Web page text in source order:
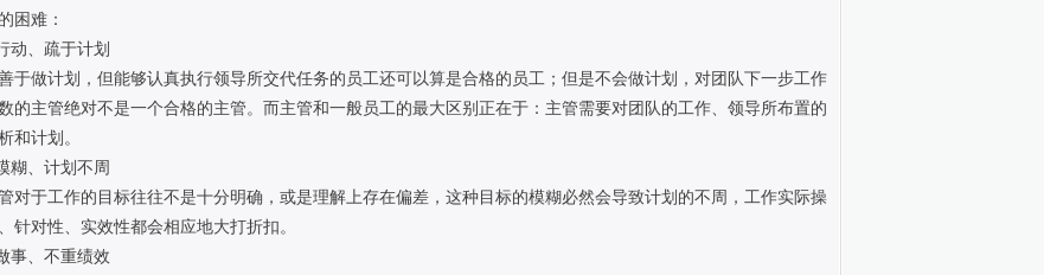
困难：
动、疏于计划
于做计划，但能够认真执行领导所交代任务的员工还可以算是合格的员工；但是不会做计划，对团队下一步工作
的主管绝对不是一个合格的主管。而主管和一般员工的最大区别正在于：主管需要对团队的工作、领导所布置的
和计划。
糊、计划不周
对于工作的目标往往不是十分明确，或是理解上存在偏差，这种目标的模糊必然会导致计划的不周，工作实际操
针对性、实效性都会相应地大打折扣。
事、不重绩效